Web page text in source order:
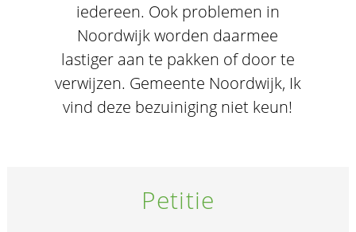
iedereen. Ook problemen in
Noordwijk worden daarmee
lastiger aan te pakken of door te
verwijzen. Gemeente Noordwijk, Ik
vind deze bezuiniging niet keun!
Petitie